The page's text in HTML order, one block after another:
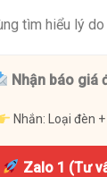
tìm hiểu lý
Nhận báo giá
Nhắn: Loại đèn
Zalo 1 (Tư